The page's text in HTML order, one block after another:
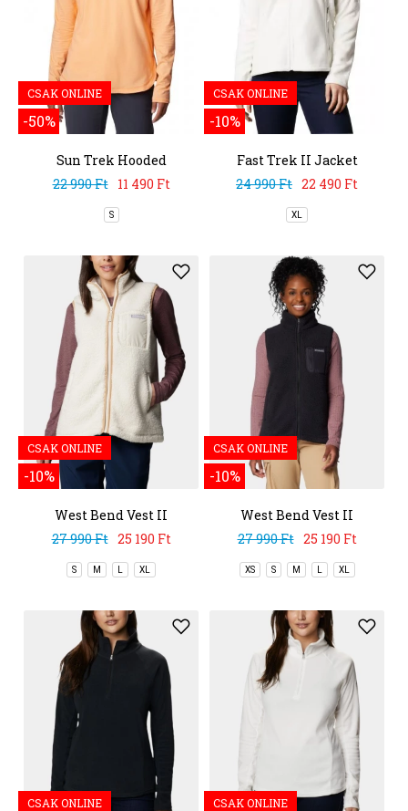
CSAK ONLINE
-50%
Sun Trek Hooded
Pullover
22 990 Ft 11 490 Ft
S
CSAK ONLINE
-10%
Fast Trek II Jacket
24 990 Ft 22 490 Ft
XL
CSAK ONLINE
-10%
West Bend Vest II
27 990 Ft 25 190 Ft
S M L XL
CSAK ONLINE
-10%
West Bend Vest II
27 990 Ft 25 190 Ft
XS S M L XL
CSAK ONLINE CSAK ONLINE